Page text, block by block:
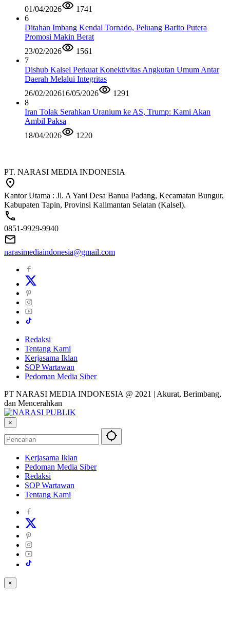
01/04/2026
1741
6
Ditahan Imbang Kendal Tornado, Peluang Barito Putera
Promosi Makin Berat
23/02/2026
1561
7
Dishub Kalsel Perkuat Konektivitas Angkutan Umum Antar
Daerah Melalui Integritas
26/02/202616/05/2026
1291
8
Iran Tolak Serahkan Uranium ke AS, Trump: Kami Akan
Ambil Paksa
18/04/2026
1220
PT. NARASI MEDIA INDONESIA
Kantor Utama : Jl. A Yani Desa Banua Padang, Kecamatan Bungur,
Kabupaten Tapin, Provinsi Kalimantan Selatan (Kalsel).
0851-9929-9940
narasimediaindonesia@gmail.com
Redaksi
Tentang Kami
Kerjasama Iklan
SOP Wartawan
Pedoman Media Siber
PT NARASI MEDIA INDONESIA @ 2021 | Akurat, Berimbang,
dan Mencerahkan
×
Kerjasama Iklan
Pedoman Media Siber
Redaksi
SOP Wartawan
Tentang Kami
×